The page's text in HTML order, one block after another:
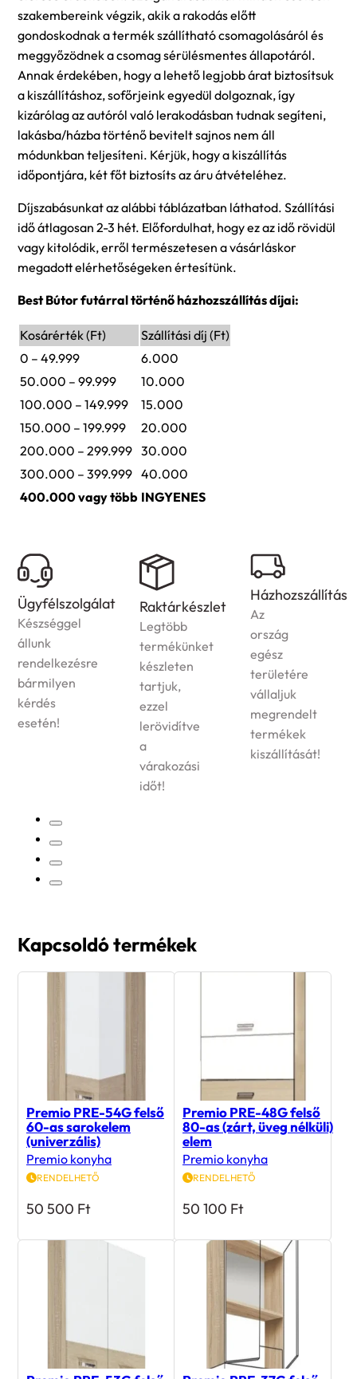
szakembereink végzik, akik a rakodás előtt
gondoskodnak a termék szállítható csomagolásáról és
meggyőzödnek a csomag sérülésmentes állapotáról.
Annak érdekében, hogy a lehető legjobb árat biztosítsuk
a kiszállításhoz, sofőrjeink egyedül dolgoznak, így
kizárólag az autóról való lerakodásban tudnak segíteni,
lakásba/házba történő bevitelt sajnos nem áll
módunkban teljesíteni. Kérjük, hogy a kiszállítás
időpontjára, két főt biztosíts az áru átvételéhez.
Díjszabásunkat az alábbi táblázatban láthatod. Szállítási
idő átlagosan 2-3 hét. Előfordulhat, hogy ez az idő rövidül
vagy kitolódik, erről természetesen a vásárláskor
megadott elérhetőségeken értesítünk.
Best Bútor futárral történő házhozszállítás díjai:
Kosárérték (Ft)
Szállítási díj (Ft)
0 – 49.999
6.000
50.000 – 99.999
10.000
100.000 – 149.999
15.000
150.000 – 199.999
20.000
200.000 – 299.999 30.000
300.000 – 399.999 40.000
400.000 vagy több INGYENES
Ügyfélszolgálat
Készséggel
állunk
rendelkezésre
bármilyen
kérdés
esetén!
Raktárkészlet
Legtöbb
termékünket
készleten
tartjuk,
ezzel
lerövidítve
a
várakozási
időt!
Házhozszállítás
Az
ország
egész
területére
vállaljuk
megrendelt
termékek
kiszállítását!
Kapcsoldó termékek
Premio PRE-54G felső
60-as sarokelem
(univerzális)
Premio konyha
RENDELHETŐ
50 500 Ft
Premio PRE-48G felső
80-as (zárt, üveg nélküli)
elem
Premio konyha
RENDELHETŐ
50 100 Ft